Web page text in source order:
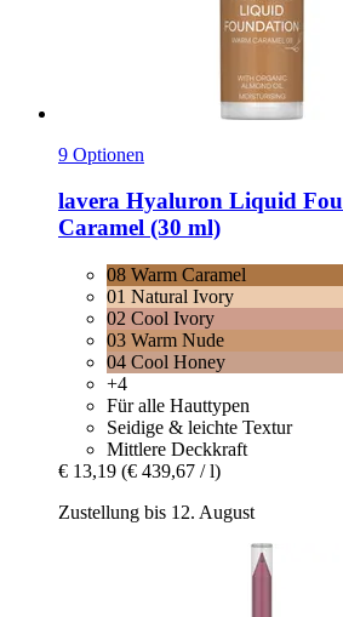
9 Optionen
lavera Hyaluron Liquid
Caramel (30 ml)
08 Warm Caramel
01 Natural Ivory
02 Cool Ivory
03 Warm Nude
04 Cool Honey
+4
Für alle Hauttypen
Seidige & leichte Textur
Mittlere Deckkraft
€ 13,19 (€ 439,67 / l)
Zustellung bis 12. August